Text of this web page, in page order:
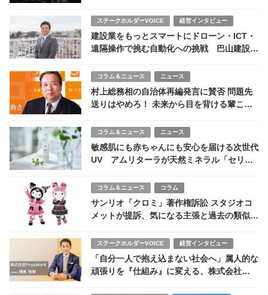
ステークホルダーVOICE 経営インタビュー
建設業をもっとスマートにドローン・ICT・
遠隔操作で挑む自動化への挑戦 巴山建設株
コラム＆ニュース ニュース
村上総務相の自治体再編発言に賛否 問題先
送りはやめろ！ 未来から目を背ける輩こそ
コラム＆ニュース ニュース
敏感肌にも赤ちゃんにも安心を届ける次世代
UV アムリターラが天然ミネラル「セリウ
コラム＆ニュース コラム
サンリオ「クロミ」著作権訴訟 スタジオコ
メットが提訴、気になる主張と過去の類似事
ステークホルダーVOICE 経営インタビュー
「自分一人で抱え込まない社会へ」属人的な
頑張りを『仕組み』に変える、株式会社